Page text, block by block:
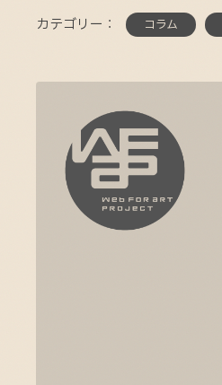
カテゴリー： コラム